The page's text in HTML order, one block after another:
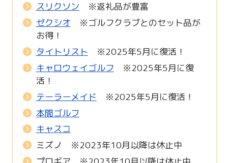
スリクソン ※返礼品が豊富
ゼクシオ ※ゴルフクラブとのセット品が
お得！
タイトリスト ※2025年5月に復活！
キャロウェイゴルフ ※2025年5月に復
活！
テーラーメイド ※2025年5月に復活！
本間ゴルフ
キャスコ
ミズノ ※2023年10月以降は休止中